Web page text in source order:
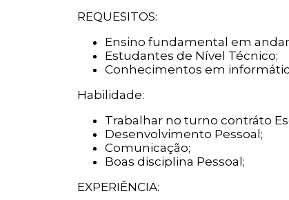
REQUESITOS:
Ensino fundamental em
Estudantes de Nível Técnico;
Conhecimentos em
Habilidade:
Trabalhar no turno contráto
Desenvolvimento Pessoal;
Comunicação;
Boas disciplina Pessoal;
EXPERIÊNCIA: